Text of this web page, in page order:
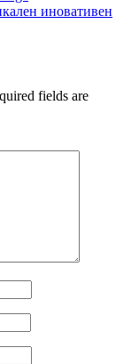
иновативен
fields are